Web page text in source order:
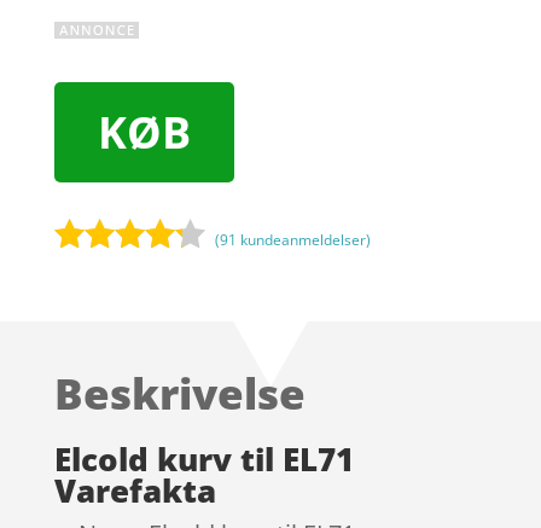
KØB
på
mmelser
(91 kundeanmeldelser)
Beskrivelse
Elcold kurv til EL71
Varefakta